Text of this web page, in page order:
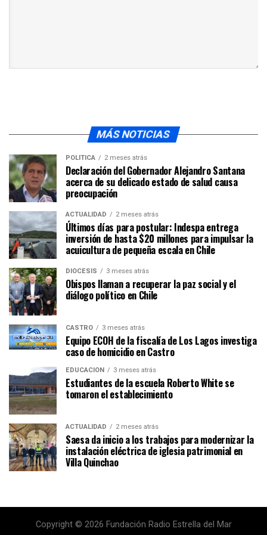
MÁS NOTICIAS
POLÍTICA 2 meses atrás
Declaración del Gobernador Alejandro Santana
acerca de su delicado estado de salud causa
preocupación
ACTUALIDAD 2 meses atrás
Últimos días para postular: Indespa entrega
inversión de hasta $20 millones para impulsar la
acuicultura de pequeña escala en Chile
DIÓCESIS 3 meses atrás
Obispos llaman a recuperar la paz social y el
diálogo político en Chile
CASTRO 3 meses atrás
Equipo ECOH de la fiscalía de Los Lagos investiga
caso de homicidio en Castro
EDUCACIÓN 3 meses atrás
Estudiantes de la escuela Roberto White se
tomaron el establecimiento
ACTUALIDAD 2 meses atrás
Saesa da inicio a los trabajos para modernizar la
instalación eléctrica de iglesia patrimonial en
Villa Quinchao
Copyright © 2026 Fundación Radio Estrella del Mar